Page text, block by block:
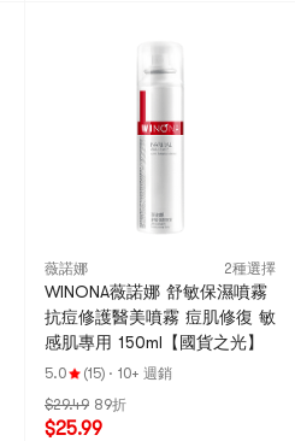
薇諾娜 2種選擇
WINONA薇諾娜 舒敏保濕噴霧
抗痘修護醫美噴霧 痘肌修復 敏
感肌專用 150ml【國貨之光】
5.0 (15) · 10+ 週銷
$29.49 89折
$25.99